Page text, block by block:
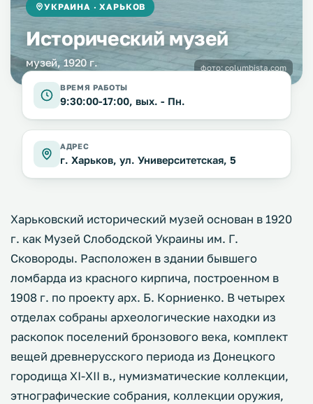
УКРАИНА · ХАРЬКОВ
Исторический музей
музей, 1920 г. фото: columbista.com
ВРЕМЯ РАБОТЫ
9:30:00-17:00, вых. - Пн.
АДРЕС
г. Харьков, ул. Университетская, 5
Харьковский исторический музей основан в 1920
г. как Музей Слободской Украины им. Г.
Сковороды. Расположен в здании бывшего
ломбарда из красного кирпича, построенном в
1908 г. по проекту арх. Б. Корниенко. В четырех
отделах собраны археологические находки из
раскопок поселений бронзового века, комплект
вещей древнерусского периода из Донецкого
городища XІ-XІІ в., нумизматические коллекции,
этнографические собрания, коллекции оружия,